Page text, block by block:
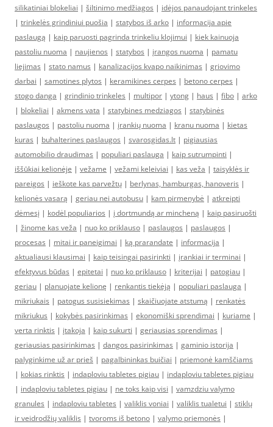
silikatiniai blokeliai | šiltinimo medžiagos | idėjos panaudojant trinkeles
| trinkelės grindiniui puošia | statybos iš arko | informacija apie
paslaugą | kaip paruosti pagrinda trinkeliu klojimui | kiek kainuoja
pastoliu nuoma | naujienos | statybos | įrangos nuoma | pamatu
liejimas | stato namus | kanalizacijos kvapo naikinimas | griovimo
darbai | samotines plytos | keramikines cerpes | betono cerpes |
stogo danga | grindinio trinkeles | multipor | ytong | haus | fibo | arko
| blokeliai | akmens vata | statybines medziagos | statybinės
paslaugos | pastoliu nuoma | įrankių nuoma | kranu nuoma | kietas
kuras | buhalterines paslaugos | svarosgidas.lt | pigiausias
automobilio draudimas | populiari paslauga | kaip sutrumpinti |
iššūkiai kelionėje | vežame | vežami keleiviai | kas veža | taisyklės ir
pareigos | ieškote kas parvežtų | berlynas, hamburgas, hanoveris |
kelionės vasarą | geriau nei autobusu | kam pirmenybė | atkreipti
dėmesį | kodėl populiarios | į dortmundą ar mincheną | kaip pasiruošti
| žinome kas veža | nuo ko priklauso | paslaugos | paslaugos |
procesas | mitai ir paneigimai | ką prarandate | informacija |
aktualiausi klausimai | kaip teisingai pasirinkti | įrankiai ir terminai |
efektyvus būdas | epitetai | nuo ko priklauso | kriterijai | patogiau |
geriau | planuojate kelionę | renkantis tiekėją | populiari paslauga |
mikriukais | patogus susisiekimas | skaičiuojate atstumą | renkatės
mikriukus | kokybės pasirinkimas | ekonomiški sprendimai | kuriame |
verta rinktis | įtakoja | kaip sukurti | geriausias sprendimas |
geriausias pasirinkimas | dangos pasirinkimas | gaminio istorija |
palyginkime už ar prieš | pagalbininkas buičiai | priemonė kamščiams
| kokias rinktis | indaploviu tabletes pigiau | indaploviu tabletes pigiau
| indaploviu tabletes pigiau | ne toks kaip visi | vamzdziu valymo
granules | indaploviu tabletes | valiklis voniai | valiklis tualetui | stiklų
ir veidrodžių valiklis | tvoroms iš betono | valymo priemonės |